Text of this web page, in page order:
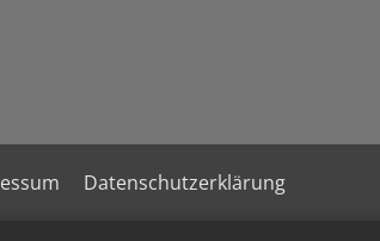
Datenschutzerklärung